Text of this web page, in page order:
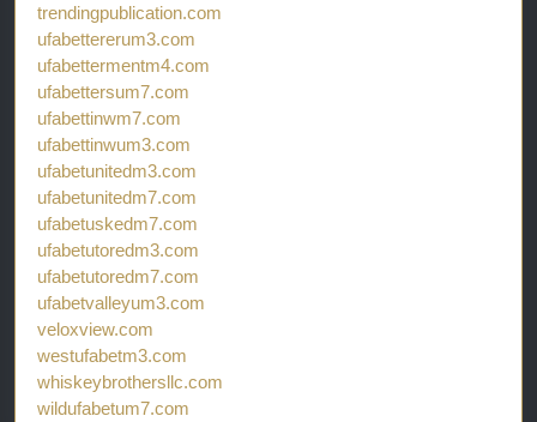
trendingpublication.com
ufabettererum3.com
ufabettermentm4.com
ufabettersum7.com
ufabettinwm7.com
ufabettinwum3.com
ufabetunitedm3.com
ufabetunitedm7.com
ufabetuskedm7.com
ufabetutoredm3.com
ufabetutoredm7.com
ufabetvalleyum3.com
veloxview.com
westufabetm3.com
whiskeybrothersllc.com
wildufabetum7.com